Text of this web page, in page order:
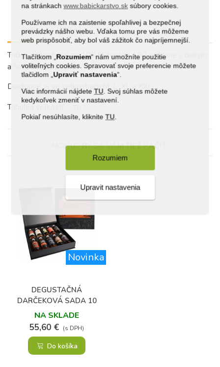
na stránkachwww.babickarstvo.sk súbory cookies.
Používame ich na zaistenie spoľahlivej a bezpečnej
prevádzky nášho webu. Vďaka tomu pre vás môžeme
web prispôsobiť, aby bol váš zážitok čo najpríjemnejší.
Tlačítkom „ Rozumiem“ nám umožníte použitie
voliteľných cookies. Spravovať svoje preferencie môžete
tlačidlom „ Upraviť nastavenia“.
Viac informácií nájdete TU . Svoj súhlas môžete
kedykoľvek zmeniť v nastavení.
Pokiaľ nesúhlasíte, klikniteTU
Rozumiem
Upravit nastavenia
Popis Prehľad
Tričko je vyrobené zo 100 % bavlny, 150 g, čierne s bielym
a farebnou potlačou.
Dostupné je vo veľkostiach M, L, XL a XXL.
Tabuľka veľkostí
MOHLO BY SA VÁM TIEŽ PÁČIŤ
Novinka
DEGUSTAČNÁ
DARČEKOVÁ SADA 10
PRÉMIOVÝCH RUMOV
NA SKLADE
55,60 € (s DPH)
Do košíka